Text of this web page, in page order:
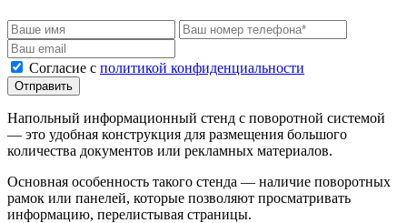
Cогласие с политикой конфиденциальности
Отправить
Напольный информационный стенд с поворотной системой
— это удобная конструкция для размещения большого
количества документов или рекламных материалов.
Основная особенность такого стенда — наличие поворотных
рамок или панелей, которые позволяют просматривать
информацию, перелистывая страницы.